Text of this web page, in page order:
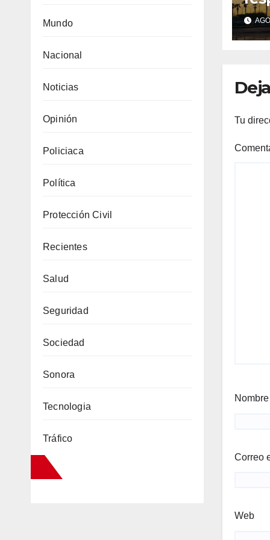
Mundo
Nacional
Noticias
Opinión
Policiaca
Política
Protección Civil
Recientes
Salud
Seguridad
Sociedad
Sonora
Tecnologia
Tráfico
Tu
Nombre
Correo
Web